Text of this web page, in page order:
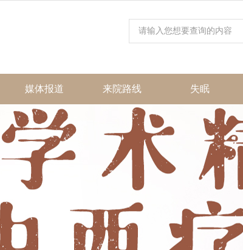
媒体报道 来院路线 失眠